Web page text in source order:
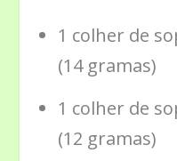
1 colher de
(14 gramas)
1 colher de
(12 gramas)